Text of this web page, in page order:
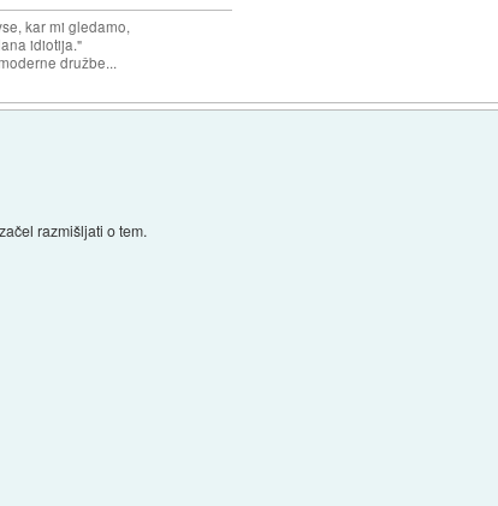
kar mi gledamo,
idiotija."
družbe...
razmišljati o tem.